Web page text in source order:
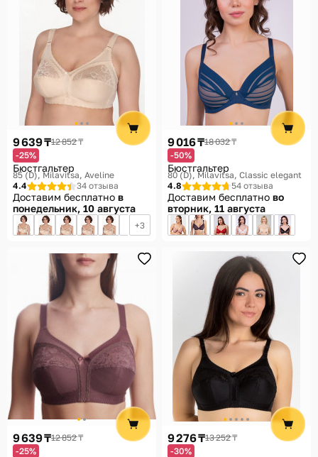
9 639 ₸12 852 ₸
-25%
Бюстгальтер
85 (D) Milavitsa, Aveline
4.4
34 отзыва
Доставим бесплатно в
понедельник, 10 августа
3
9 016 ₸18 032 ₸
-50%
Бюстгальтер
80 (D) Milavitsa, Classic elegant
4.8
54 отзыва
Доставим бесплатно во
вторник, 11 августа
9 639 ₸12 852 ₸
-25%
9 276 ₸13 252 ₸
-30%